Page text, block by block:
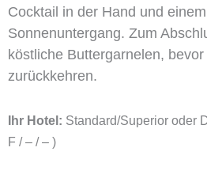
Cocktail in der Hand und
Sonnenuntergang. Zum
köstliche Buttergarnelen, bevor
zurückkehren.
Ihr Hotel: Standard/Superior oder
F / – / – )